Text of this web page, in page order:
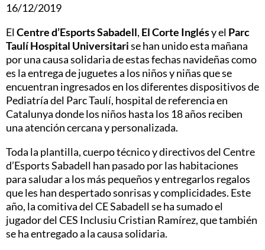
16/12/2019
ElCentre d’Esports Sabadell, El Corte Inglésy el Parc
Taulí Hospital Universitarise han unido esta mañana
por una causa solidaria de estas fechas navideñas como
es la entrega de juguetes a los niños y niñas que se
encuentran ingresados ​​en los diferentes dispositivos de
Pediatría del Parc Taulí, hospital de referencia en
Catalunya donde los niños hasta los 18 años reciben
una atención cercana y personalizada.
Toda la plantilla, cuerpo técnico y directivos del Centre
d’Esports Sabadell han pasado por las habitaciones
para saludar a los más pequeños y entregarlos regalos
que les han despertado sonrisas y complicidades. Este
año, la comitiva del CE Sabadell se ha sumado el
jugador del CES Inclusiu Cristian Ramírez, que también
se ha entregado a la causa solidaria.